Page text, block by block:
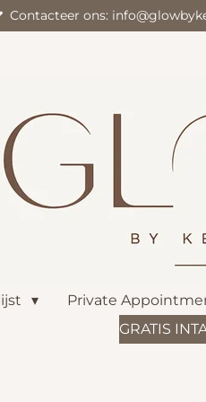
Contacteer ons:
Private
GRATIS